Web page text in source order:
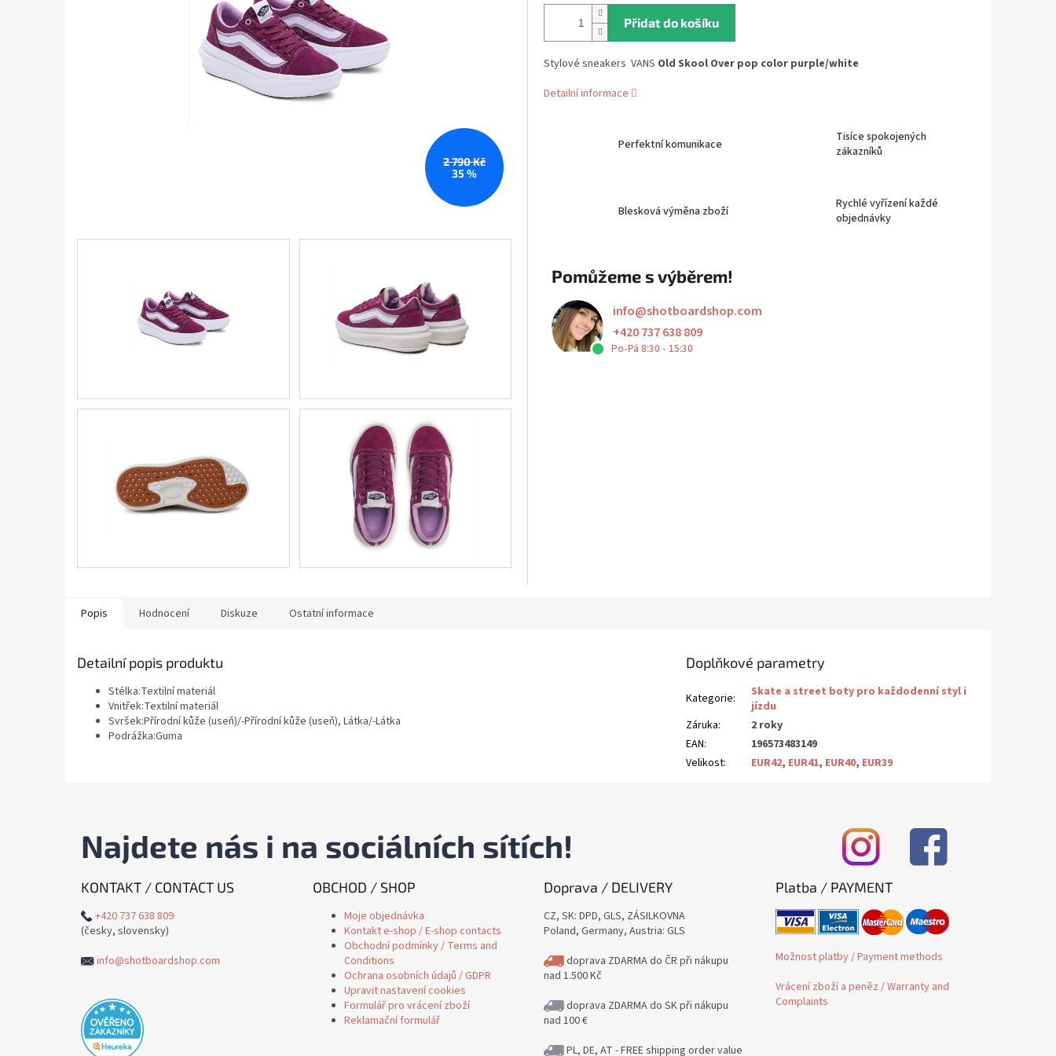
2 790 Kč
35 %
Přidat do košíku
Stylové sneakers VANS Old Skool Over pop color purple/white
Detailní informace
Perfektní komunikace
Tisíce spokojených
zákazníků
Blesková výměna zboží
Rychlé vyřízení každé
objednávky
Pomůžeme s výběrem!
info@shotboardshop.com
+420 737 638 809
Po-Pá 8:30 - 15:30
Popis Hodnocení Diskuze Ostatní informace
Detailní popis produktu
Stélka:Textilní materiál
Vnitřek:Textilní materiál
Svršek:Přírodní kůže (useň)/-Přírodní kůže (useň), Látka/-Látka
Podrážka:Guma
Doplňkové parametry
Kategorie:
Skate a street boty pro každodenní styl i
jízdu
Záruka:
2 roky
EAN:
196573483149
Velikost: EUR42, EUR41, EUR40, EUR39
Najdete nás i na sociálních sítích!
KONTAKT / CONTACT US
+420 737 638 809
(česky, slovensky)
info@shotboardshop.com
OBCHOD / SHOP
Moje objednávka
Kontakt e-shop / E-shop contacts
Obchodní podmínky / Terms and
Conditions
Ochrana osobních údajů / GDPR
Upravit nastavení cookies
Formulář pro vrácení zboží
Reklamační formulář
Doprava / DELIVERY
CZ, SK: DPD, GLS, ZÁSILKOVNA
Poland, Germany, Austria: GLS
doprava ZDARMA do ČR při nákupu
nad 1.500 Kč
doprava ZDARMA do SK při nákupu
nad 100 €
PL, DE, AT - FREE shipping order value
Platba / PAYMENT
Možnost platby / Payment methods
Vrácení zboží a peněz / Warranty and
Complaints